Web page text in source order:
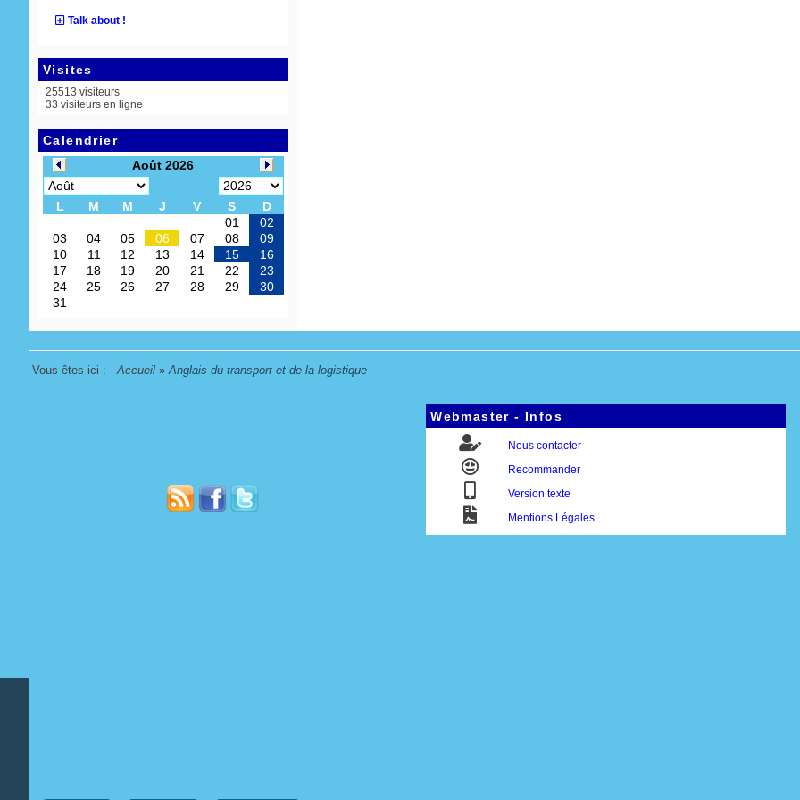
Talk about !
Visites
25513 visiteurs
33 visiteurs en ligne
Calendrier
Vous êtes ici : Accueil »Anglais du transport et de la logistique
Webmaster - Infos
Nous contacter
Recommander
Version texte
Mentions Légales